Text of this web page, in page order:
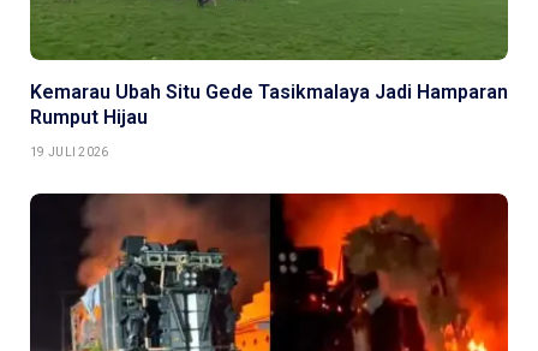
Kemarau Ubah Situ Gede Tasikmalaya Jadi Hamparan
Rumput Hijau
19 JULI 2026